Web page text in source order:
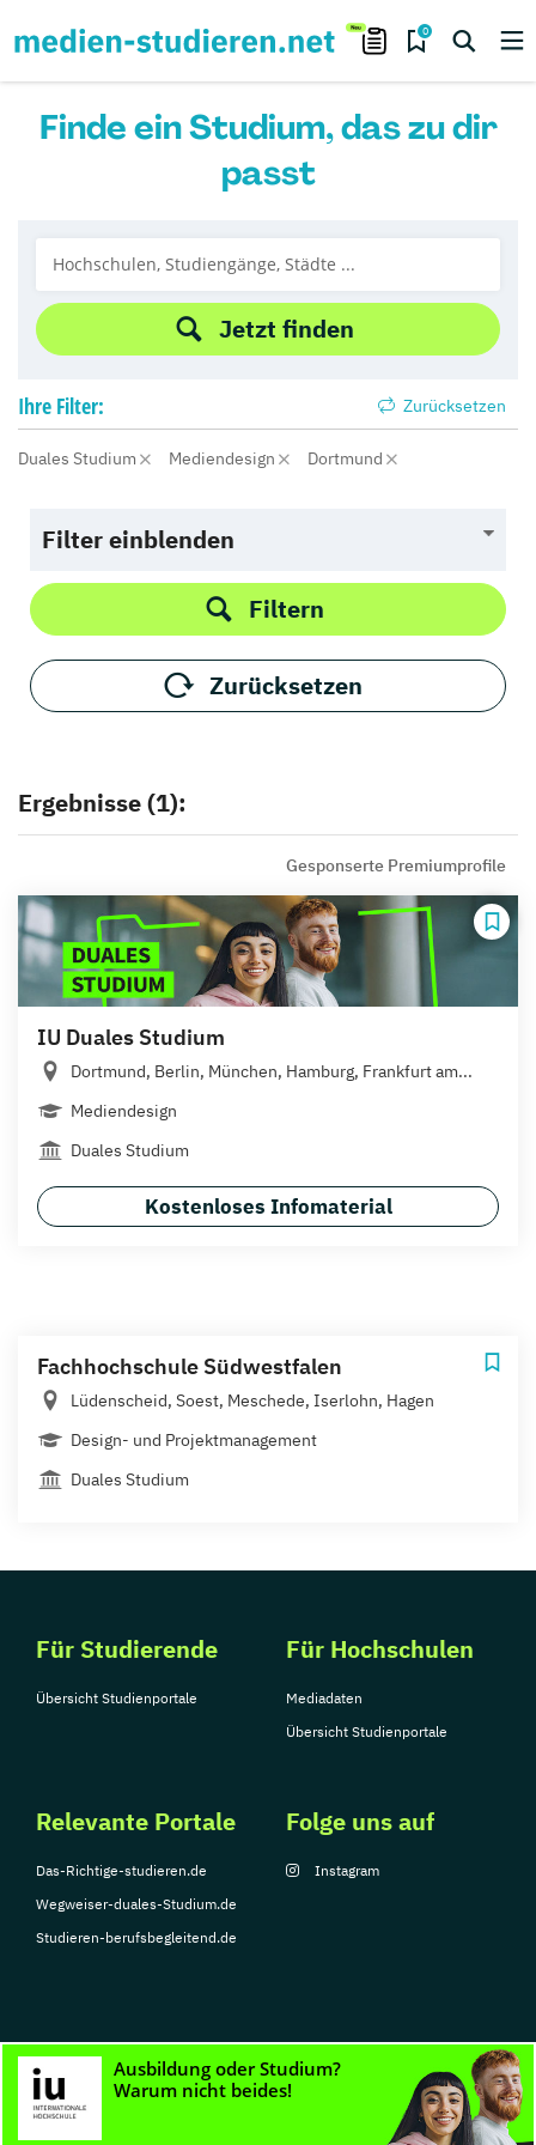
0
Finde ein Studium, das zu dir
passt
Jetzt finden
Ihre Filter: Zurücksetzen
Duales Studium Mediendesign Dortmund
Filter einblenden
Filtern
Zurücksetzen
Ergebnisse (1):
Gesponserte Premiumprofile
IU Duales Studium
Dortmund, Berlin, München, Hamburg, Frankfurt am...
Mediendesign
Duales Studium
Kostenloses Infomaterial
Fachhochschule Südwestfalen
Lüdenscheid, Soest, Meschede, Iserlohn, Hagen
Design- und Projektmanagement
Duales Studium
Für Studierende
Übersicht Studienportale
Für Hochschulen
Mediadaten
Übersicht Studienportale
Relevante Portale
Das-Richtige-studieren.de
Wegweiser-duales-Studium.de
Studieren-berufsbegleitend.de
Folge uns auf
Instagram
© Copyright 2026, TarGroup Media GmbH
Nutzungsbedingungen